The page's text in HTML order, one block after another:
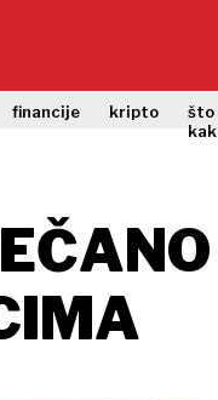
financije kripto
što